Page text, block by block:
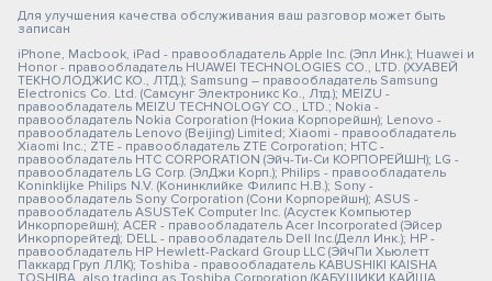
Для улучшения качества обслуживания ваш разговор может быть
записан
iPhone, Macbook, iPad - правообладатель Apple Inc. (Эпл Инк.); Huawei и
Honor - правообладатель HUAWEI TECHNOLOGIES CO., LTD. (ХУАВЕЙ
ТЕКНОЛОДЖИС КО., ЛТД.); Samsung – правообладатель Samsung
Electronics Co. Ltd. (Самсунг Электроникс Ко., Лтд.); MEIZU -
правообладатель MEIZU TECHNOLOGY CO., LTD.; Nokia -
правообладатель Nokia Corporation (Нокиа Корпорейшн); Lenovo -
правообладатель Lenovo (Beijing) Limited; Xiaomi - правообладатель
Xiaomi Inc.; ZTE - правообладатель ZTE Corporation; HTC -
правообладатель HTC CORPORATION (Эйч-Ти-Си КОРПОРЕЙШН); LG -
правообладатель LG Corp. (ЭлДжи Корп.); Philips - правообладатель
Koninklijke Philips N.V. (Конинклийке Филипс Н.В.); Sony -
правообладатель Sony Corporation (Сони Корпорейшн); ASUS -
правообладатель ASUSTeK Computer Inc. (Асустек Компьютер
Инкорпорейшн); ACER - правообладатель Acer Incorporated (Эйсер
Инкорпорейтед); DELL - правообладатель Dell Inc.(Делл Инк.); HP -
правообладатель HP Hewlett-Packard Group LLC (ЭйчПи Хьюлетт
Паккард Груп ЛЛК); Toshiba - правообладатель KABUSHIKI KAISHA